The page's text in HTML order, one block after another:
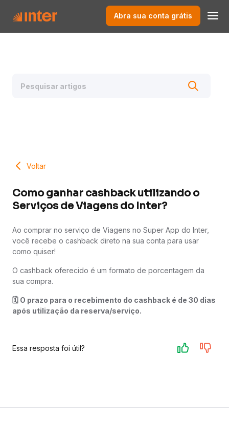
Abra sua conta grátis
Voltar
Como ganhar cashback utilizando o
Serviços de Viagens do Inter?
Ao comprar no serviço de Viagens no Super App do Inter,
você recebe o cashback direto na sua conta para usar
como quiser!
O cashback oferecido é um formato de porcentagem da
sua compra.
🗓️ O prazo para o recebimento do cashback é de 30 dias
após utilização da reserva/serviço.
Essa resposta foi útil?